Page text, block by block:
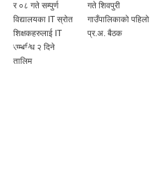
र ०८ गते सम्पुर्ण
विद्यालयका IT स्रोत
शिक्षकहरुलाई IT
सम्बन्धि २ दिने
तालिम
गते शिवपुरी
गाउँपालिकाको पहिलो
प्र.अ. बैठक